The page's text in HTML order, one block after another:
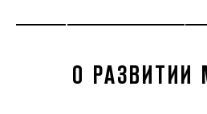
О РАЗВИТИИ